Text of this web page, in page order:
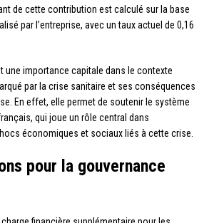
de cette contribution est calculé sur la base
par l’entreprise, avec un taux actuel de 0,16
une importance capitale dans le contexte
par la crise sanitaire et ses conséquences
En effet, elle permet de soutenir le système
qui joue un rôle central dans
économiques et sociaux liés à cette crise.
pour la gouvernance